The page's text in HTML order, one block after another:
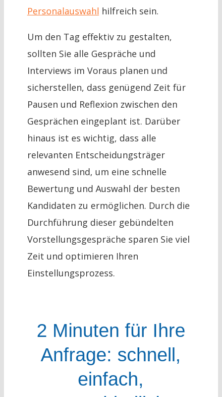
Personalauswahl hilfreich sein.
Um den Tag effektiv zu gestalten,
sollten Sie alle Gespräche und
Interviews im Voraus planen und
sicherstellen, dass genügend Zeit für
Pausen und Reflexion zwischen den
Gesprächen eingeplant ist. Darüber
hinaus ist es wichtig, dass alle
relevanten Entscheidungsträger
anwesend sind, um eine schnelle
Bewertung und Auswahl der besten
Kandidaten zu ermöglichen. Durch die
Durchführung dieser gebündelten
Vorstellungsgespräche sparen Sie viel
Zeit und optimieren Ihren
Einstellungsprozess.
2 Minuten für Ihre
Anfrage: schnell,
einfach,